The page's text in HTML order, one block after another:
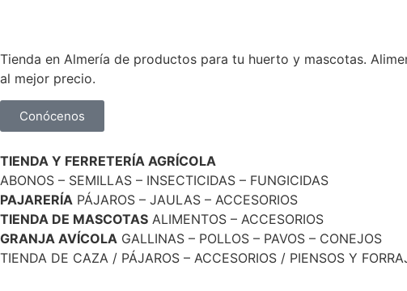
Tienda en Almería de productos para tu huerto y mascotas.
al mejor precio.
Conócenos
TIENDA Y FERRETERÍA AGRÍCOLA
ABONOS – SEMILLAS – INSECTICIDAS – FUNGICIDAS
PAJARERÍA PÁJAROS – JAULAS – ACCESORIOS
TIENDA DE MASCOTAS ALIMENTOS – ACCESORIOS
GRANJA AVÍCOLA GALLINAS – POLLOS – PAVOS – CONEJOS
TIENDA DE CAZA / PÁJAROS – ACCESORIOS / PIENSOS Y